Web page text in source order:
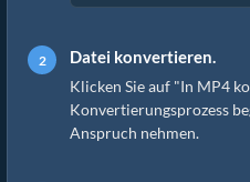
Datei konvertieren.
Klicken Sie auf "In MP4
Konvertierungsprozess
Anspruch nehmen.